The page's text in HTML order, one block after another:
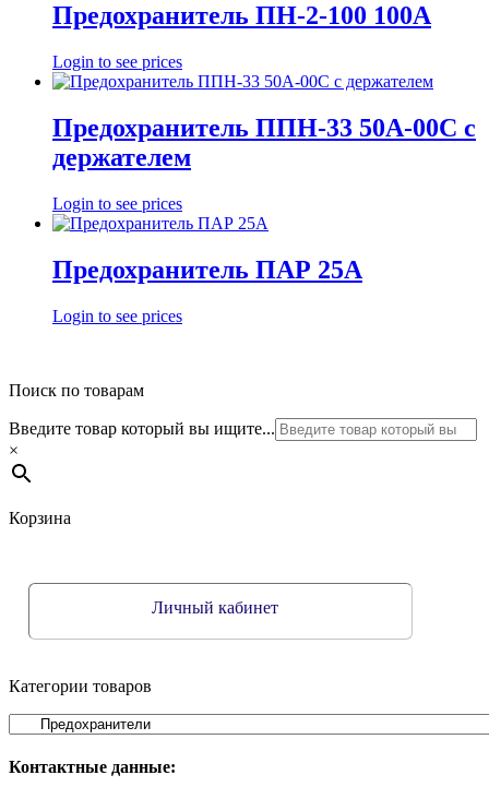
Предохранитель ПН-2-100 100А
Login to see prices
Предохранитель ППН-33 50А-00С с
держателем
Login to see prices
Предохранитель ПАР 25А
Login to see prices
Поиск по товарам
Введите товар который вы ищите...
×
Корзина
Личный кабинет
Категории товаров
Контактные данные: